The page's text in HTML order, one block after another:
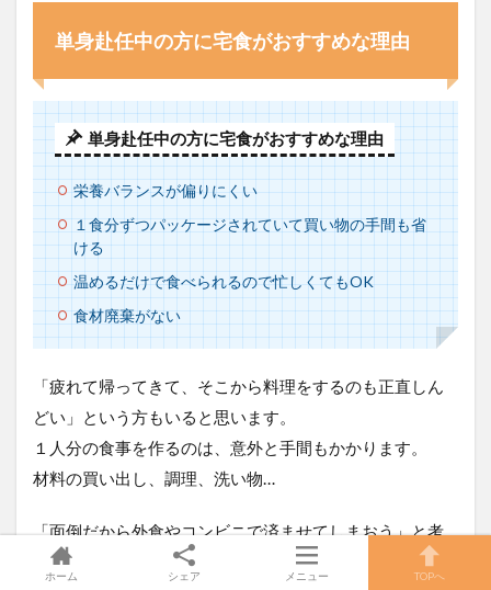
単身赴任中の方に宅食がおすすめな理由
単身赴任中の方に宅食がおすすめな理由
栄養バランスが偏りにくい
１食分ずつパッケージされていて買い物の手間も省
ける
温めるだけで食べられるので忙しくてもOK
食材廃棄がない
「疲れて帰ってきて、そこから料理をするのも正直しん
どい」という方もいると思います。
１人分の食事を作るのは、意外と手間もかかります。
材料の買い出し、調理、洗い物…
「面倒だから外食やコンビニで済ませてしまおう」と考
える方も多いはず。
ホーム シェア メニュー TOPへ